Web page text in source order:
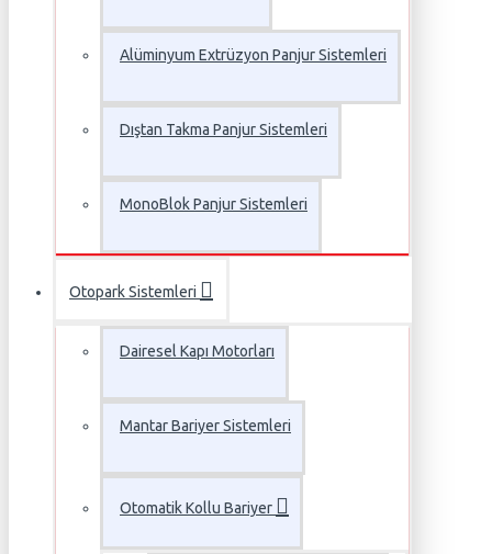
Alüminyum Extrüzyon Panjur Sistemleri
Dıştan Takma Panjur Sistemleri
MonoBlok Panjur Sistemleri
Otopark Sistemleri
Dairesel Kapı Motorları
Mantar Bariyer Sistemleri
Otomatik Kollu Bariyer